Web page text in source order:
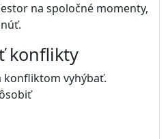
na spoločné momenty,
konflikty
konfliktom vyhýbať.